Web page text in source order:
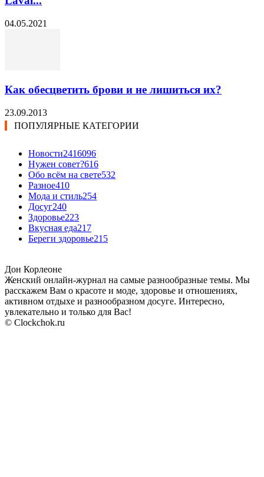
04.05.2021
Как обесцветить брови и не лишиться их?
23.09.2013
ПОПУЛЯРНЫЕ КАТЕГОРИИ
Новости2416096
Нужен совет?616
Обо всём на свете532
Разное410
Мода и стиль254
Досуг240
Здоровье223
Вкусная еда217
Береги здоровье215
Дон Корлеоне
Женский онлайн-журнал на самые разнообразные темы. Мы
расскажем Вам о красоте и моде, здоровье и отношениях,
активном отдыхе и разнообразном досуге. Интересно,
увлекательно и только для Вас!
© Clockchok.ru